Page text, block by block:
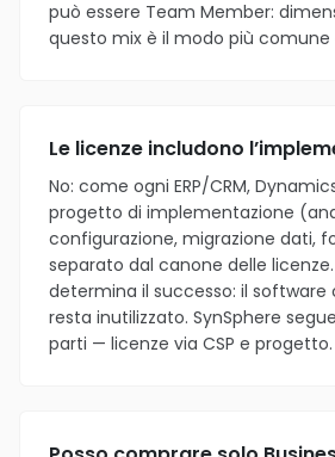
può essere Team Member:
questo mix è il modo più comune
Le licenze includono
No: come ogni ERP/CRM,
progetto di implementazione
configurazione, migrazione dati,
separato dal canone delle
determina il successo: il
resta inutilizzato. SynSphere
parti — licenze via CSP e progetto.